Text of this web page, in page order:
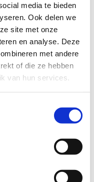
media te bieden
Ook delen we
site met onze
en analyse. Deze
met andere
of die ze hebben
van hun services.
voor het gebruik in
auto, caravan of
kan 2x verankerd